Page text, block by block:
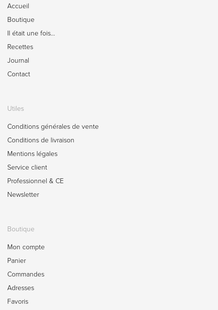
Accueil
Boutique
Il était une fois…
Recettes
Journal
Contact
Utiles
Conditions générales de vente
Conditions de livraison
Mentions légales
Service client
Professionnel & CE
Newsletter
Boutique
Mon compte
Panier
Commandes
Adresses
Favoris